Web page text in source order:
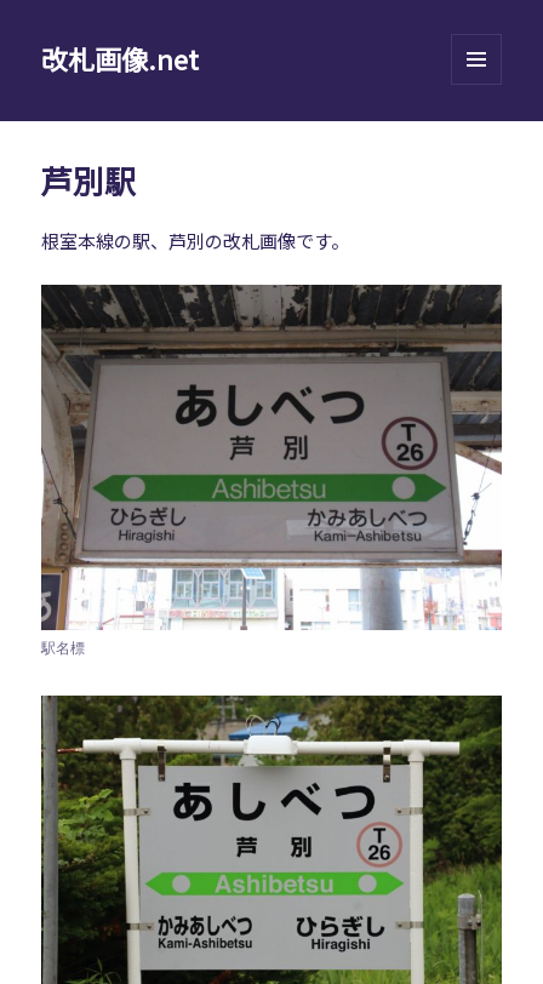
改札画像.net
ーとウ
芦別駅
根室本線の駅、芦別の改札画像です。
駅名標